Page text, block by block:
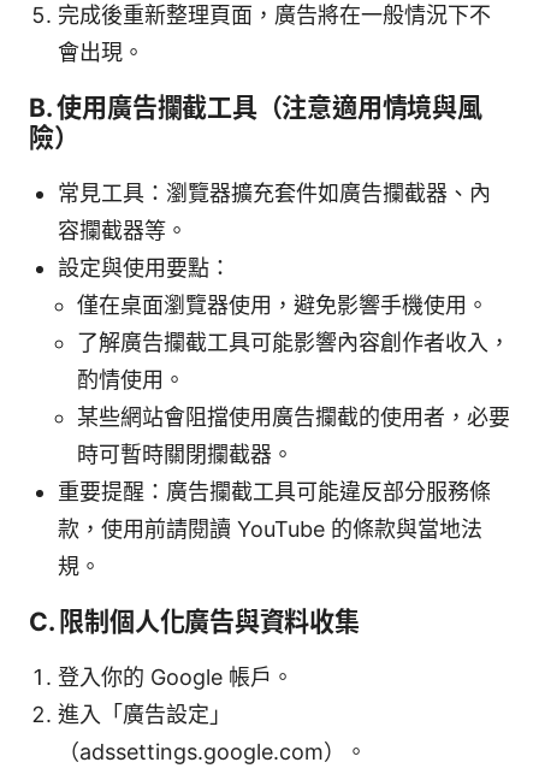
完成後重新整理頁面，廣告將在一般情況下不
會出現。
B. 使用廣告攔截工具（注意適用情境與風
險）
常見工具：瀏覽器擴充套件如廣告攔截器、內
容攔截器等。
設定與使用要點：
僅在桌面瀏覽器使用，避免影響手機使用。
了解廣告攔截工具可能影響內容創作者收入，
酌情使用。
某些網站會阻擋使用廣告攔截的使用者，必要
時可暫時關閉攔截器。
重要提醒：廣告攔截工具可能違反部分服務條
款，使用前請閱讀 YouTube 的條款與當地法
規。
C. 限制個人化廣告與資料收集
登入你的 Google 帳戶。
進入「廣告設定」
（adssettings.google.com）。